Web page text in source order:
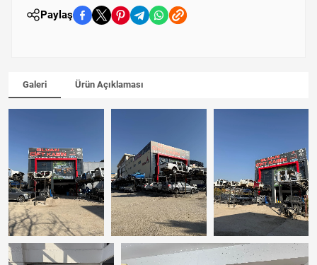
Paylaş
Galeri Ürün Açıklaması